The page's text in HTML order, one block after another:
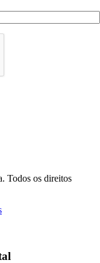
Todos os direitos